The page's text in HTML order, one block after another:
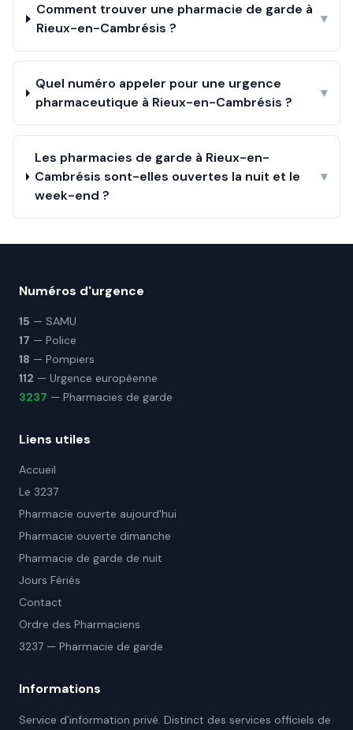
Comment trouver une pharmacie de garde à
Rieux-en-Cambrésis ?
▾
Quel numéro appeler pour une urgence
pharmaceutique à Rieux-en-Cambrésis ?
▾
Les pharmacies de garde à Rieux-en-
Cambrésis sont-elles ouvertes la nuit et le
week-end ?
▾
Numéros d'urgence
15 — SAMU
17 — Police
18 — Pompiers
112 — Urgence européenne
3237 — Pharmacies de garde
Liens utiles
Accueil
Le 3237
Pharmacie ouverte aujourd'hui
Pharmacie ouverte dimanche
Pharmacie de garde de nuit
Jours Fériés
Contact
Ordre des Pharmaciens
3237 — Pharmacie de garde
Informations
Service d'information privé. Distinct des services officiels de